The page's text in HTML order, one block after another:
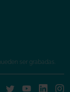
ser grabadas.